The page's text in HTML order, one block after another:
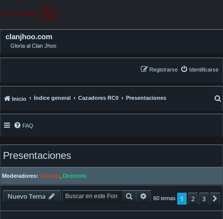
clanjhoo.com
Gloria al Clan Jhoo
Identificarse
Registrarse
Inicio Índice general Cazadores RC0 Presentaciones
FAQ
Presentaciones
Moderadores: Concejo Directorio
Nuevo Tema BuscarBúsqueda avanzada
60 temas 1 2 3